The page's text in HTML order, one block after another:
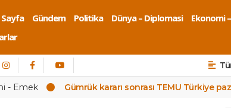
Gündem Politika Dünya – Diplomasi Ekonomi
- Emek Gümrük kararı sonrası TEMU Türkiye